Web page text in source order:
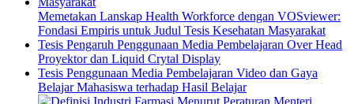
Memetakan Lanskap Health Workforce dengan VOSviewer:
Fondasi Empiris untuk Judul Tesis Kesehatan Masyarakat
Tesis Pengaruh Penggunaan Media Pembelajaran Over Head
Proyektor dan Liquid Crytal Display
Tesis Penggunaan Media Pembelajaran Video dan Gaya
Belajar Mahasiswa terhadap Hasil Belajar